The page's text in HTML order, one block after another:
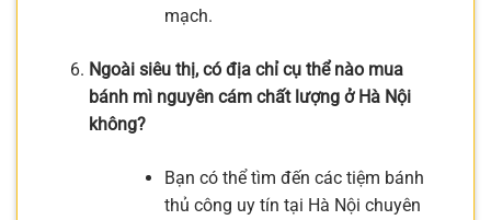
mạch.
Ngoài siêu thị, có địa chỉ cụ thể nào mua
bánh mì nguyên cám chất lượng ở Hà Nội
không?
Bạn có thể tìm đến các tiệm bánh
thủ công uy tín tại Hà Nội chuyên